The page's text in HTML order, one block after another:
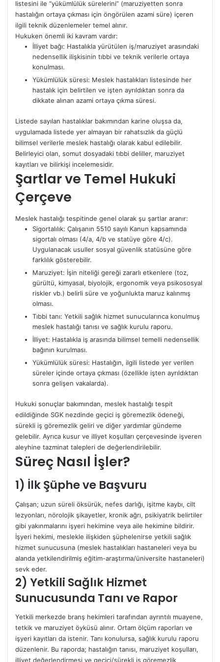
listesini ile “yükümlülük sürelerini” (maruziyetten sonra
hastalığın ortaya çıkması için öngörülen azami süre) içeren
ilgili teknik düzenlemeler temel alınır.
Hukuken önemli iki kavram vardır:
İlliyet bağı: Hastalıkla yürütülen iş/maruziyet arasındaki
nedensellik ilişkisinin tıbbi ve teknik verilerle ortaya
konulması.
Yükümlülük süresi: Meslek hastalıkları listesinde her
hastalık için belirtilen ve işten ayrıldıktan sonra da
dikkate alınan azami ortaya çıkma süresi.
Listede sayılan hastalıklar bakımından karine oluşsa da,
uygulamada listede yer almayan bir rahatsızlık da güçlü
bilimsel verilerle meslek hastalığı olarak kabul edilebilir.
Belirleyici olan, somut dosyadaki tıbbi deliller, maruziyet
kayıtları ve bilirkişi incelemesidir.
Şartlar ve Temel Hukuki
Çerçeve
Meslek hastalığı tespitinde genel olarak şu şartlar aranır:
Sigortalılık: Çalışanın 5510 sayılı Kanun kapsamında
sigortalı olması (4/a, 4/b ve statüye göre 4/c).
Uygulanacak usuller sosyal güvenlik statüsüne göre
farklılık gösterebilir.
Maruziyet: İşin niteliği gereği zararlı etkenlere (toz,
gürültü, kimyasal, biyolojik, ergonomik veya psikososyal
riskler vb.) belirli süre ve yoğunlukta maruz kalınmış
olması.
Tıbbi tanı: Yetkili sağlık hizmet sunucularınca konulmuş
meslek hastalığı tanısı ve sağlık kurulu raporu.
İlliyet: Hastalıkla iş arasında bilimsel temelli nedensellik
bağının kurulması.
Yükümlülük süresi: Hastalığın, ilgili listede yer verilen
süreler içinde ortaya çıkması (özellikle işten ayrıldıktan
sonra gelişen vakalarda).
Hukuki sonuçlar bakımından, meslek hastalığı tespit
edildiğinde SGK nezdinde geçici iş göremezlik ödeneği,
sürekli iş göremezlik geliri ve diğer yardımlar gündeme
gelebilir. Ayrıca kusur ve illiyet koşulları çerçevesinde işveren
aleyhine tazminat talepleri de değerlendirilebilir.
Süreç Nasıl İşler?
1) İlk Şüphe ve Başvuru
Çalışan; uzun süreli öksürük, nefes darlığı, işitme kaybı, cilt
lezyonları, nörolojik şikayetler, kronik ağrı, psikiyatrik belirtiler
gibi yakınmalarını işyeri hekimine veya aile hekimine bildirir.
İşyeri hekimi, meslekle ilişkiden şüphelenirse yetkili sağlık
hizmet sunucusuna (meslek hastalıkları hastaneleri veya bu
alanda yetkilendirilmiş eğitim-araştırma/üniversite hastaneleri)
sevk eder.
2) Yetkili Sağlık Hizmet
Sunucusunda Tanı ve Rapor
Yetkili merkezde branş hekimleri tarafından ayrıntılı muayene,
tetkik ve maruziyet öyküsü alınır. Ortam ölçüm raporları ve
işyeri kayıtları da istenir. Tanı konulursa, sağlık kurulu raporu
düzenlenir. Bu raporda; hastalığın tanısı, maruziyet koşulları,
illiyet değerlendirmesi ve geçici/sürekli iş göremezlik